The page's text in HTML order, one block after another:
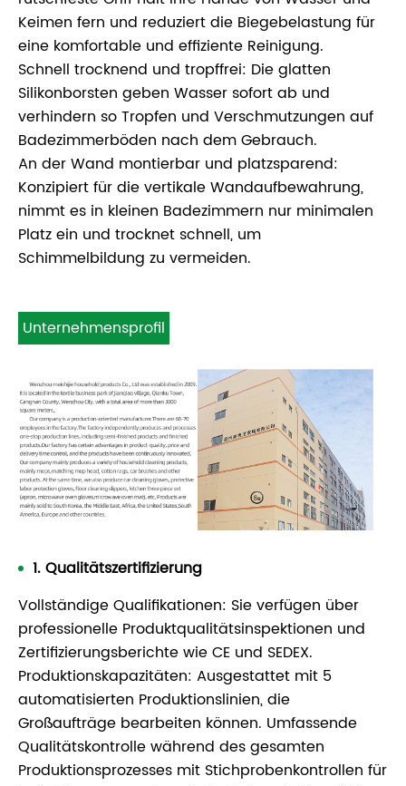
Keimen fern und reduziert die Biegebelastung für
eine komfortable und effiziente Reinigung.
Schnell trocknend und tropffrei: Die glatten
Silikonborsten geben Wasser sofort ab und
verhindern so Tropfen und Verschmutzungen auf
Badezimmerböden nach dem Gebrauch.
An der Wand montierbar und platzsparend:
Konzipiert für die vertikale Wandaufbewahrung,
nimmt es in kleinen Badezimmern nur minimalen
Platz ein und trocknet schnell, um
Schimmelbildung zu vermeiden.
Unternehmensprofil
1. Qualitätszertifizierung
Vollständige Qualifikationen: Sie verfügen über
professionelle Produktqualitätsinspektionen und
Zertifizierungsberichte wie CE und SEDEX.
Produktionskapazitäten: Ausgestattet mit 5
automatisierten Produktionslinien, die
Großaufträge bearbeiten können. Umfassende
Qualitätskontrolle während des gesamten
Produktionsprozesses mit Stichprobenkontrollen für